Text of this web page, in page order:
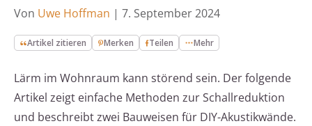
Von Uwe Hoffman | 7. September 2024
Artikel zitieren Merken Teilen Mehr
Lärm im Wohnraum kann störend sein. Der folgende
Artikel zeigt einfache Methoden zur Schallreduktion
und beschreibt zwei Bauweisen für DIY-Akustikwände.